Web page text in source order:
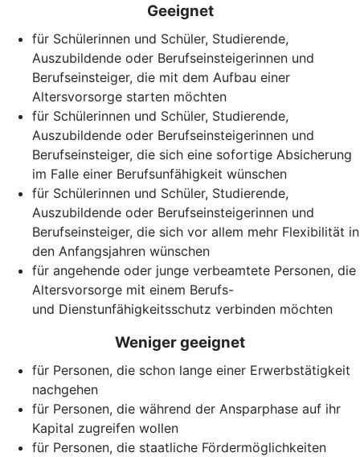
Geeignet
für Schülerinnen und Schüler, Studierende,
Auszubildende oder Berufseinsteigerinnen und
Berufseinsteiger, die mit dem Aufbau einer
Altersvorsorge starten möchten
für Schülerinnen und Schüler, Studierende,
Auszubildende oder Berufseinsteigerinnen und
Berufseinsteiger, die sich eine sofortige Absicherung
im Falle einer Berufsunfähigkeit wünschen
für Schülerinnen und Schüler, Studierende,
Auszubildende oder Berufseinsteigerinnen und
Berufseinsteiger, die sich vor allem mehr Flexibilität in
den Anfangsjahren wünschen
für angehende oder junge verbeamtete Personen, die
Altersvorsorge mit einem Berufs-
und Dienstunfähigkeitsschutz verbinden möchten
Weniger geeignet
für Personen, die schon lange einer Erwerbstätigkeit
nachgehen
für Personen, die während der Ansparphase auf ihr
Kapital zugreifen wollen
für Personen, die staatliche Fördermöglichkeiten